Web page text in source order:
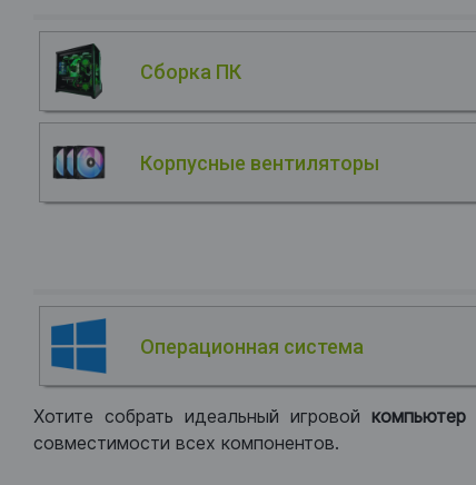
Сборка ПК
Корпусные вентиляторы
Операционная система
Хотите собрать идеальный игровой компьютер
совместимости всех компонентов.